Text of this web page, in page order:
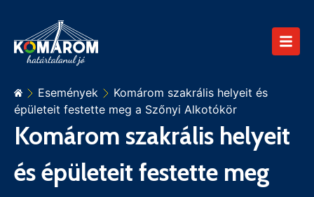
Események
Komárom szakrális helyeit és
épületeit festette meg a Szőnyi Alkotókör
Komárom szakrális helyeit
és épületeit festette meg